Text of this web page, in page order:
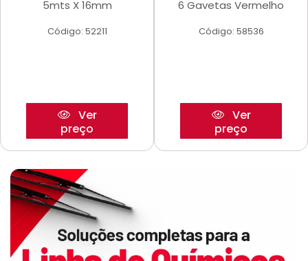
5mts X 16mm
Código: 52211
Ver
preço
6 Gavetas Vermelho
Código: 58536
Ver
preço